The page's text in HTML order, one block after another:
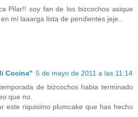
Pilar!! soy fan de los bizcochos asique
mi laaarga lista de pendientes jeje..
Cocina" 5 de mayo de 2011 a las 11:14
de bizcochos habia terminado
que no.
este riquisimo plumcake que has hecho